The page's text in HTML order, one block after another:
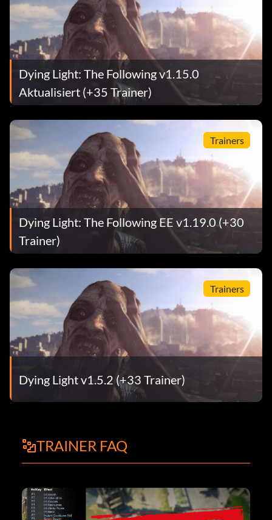
Dying Light: The Following v1.15.0
Aktualisiert (+35 Trainer)
Trainers
Dying Light: The Following EE v1.19.0 (+30
Trainer)
Trainers
Dying Light v1.5.2 (+33 Trainer)
TRAINER FAQ